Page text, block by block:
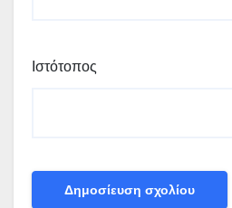
Ιστότοπος